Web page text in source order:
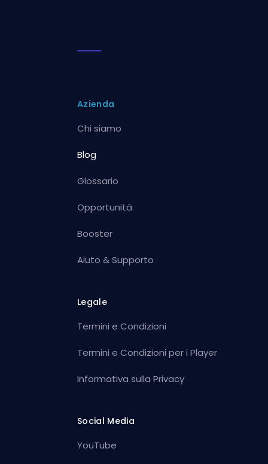
Azienda
Chi siamo
Blog
Glossario
Opportunità
Booster
Aiuto & Supporto
Legale
Termini e Condizioni
Termini e Condizioni per i Player
Informativa sulla Privacy
Social Media
YouTube